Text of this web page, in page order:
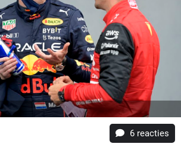
6 reacties